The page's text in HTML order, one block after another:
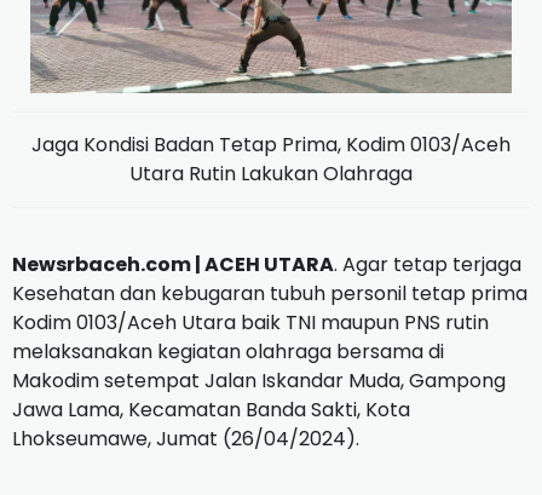
Jaga Kondisi Badan Tetap Prima, Kodim 0103/Aceh
Utara Rutin Lakukan Olahraga
Newsrbaceh.com | ACEH UTARA. Agar tetap terjaga
Kesehatan dan kebugaran tubuh personil tetap prima
Kodim 0103/Aceh Utara baik TNI maupun PNS rutin
melaksanakan kegiatan olahraga bersama di
Makodim setempat Jalan Iskandar Muda, Gampong
Jawa Lama, Kecamatan Banda Sakti, Kota
Lhokseumawe, Jumat (26/04/2024).